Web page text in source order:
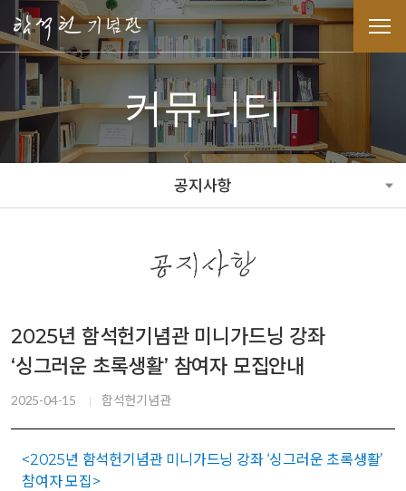
커뮤니티
공지사항
2025년 함석헌기념관 미니가드닝 강좌
‘싱그러운 초록생활’ 참여자 모집안내
2025-04-15 함석헌기념관
<2025년 함석헌기념관 미니가드닝 강좌 ‘싱그러운 초록생활’
참여자 모집 >